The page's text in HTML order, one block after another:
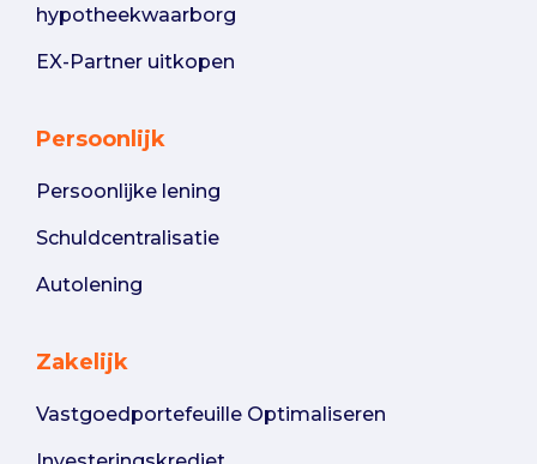
hypotheekwaarborg
EX-Partner uitkopen
Persoonlijk
Persoonlijke lening
Schuldcentralisatie
Autolening
Zakelijk
Vastgoedportefeuille Optimaliseren